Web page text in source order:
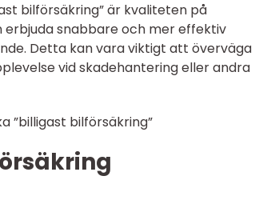
bilförsäkring” är kvaliteten på
erbjuda snabbare och mer effektiv
Detta kan vara viktigt att överväga
vid skadehantering eller andra
”billigast bilförsäkring”